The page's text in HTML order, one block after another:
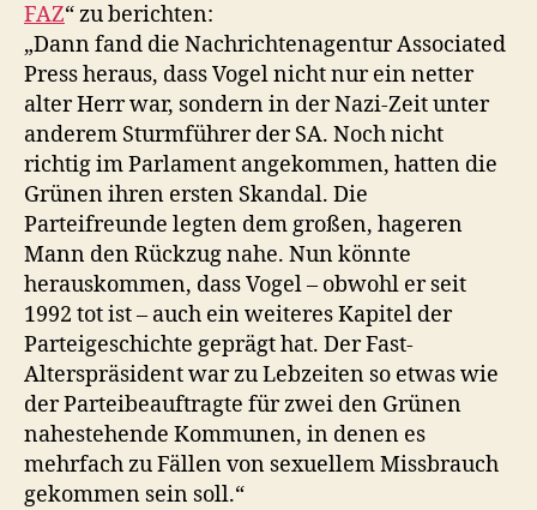
FAZ“ zu berichten:
„Dann fand die Nachrichtenagentur Associated
Press heraus, dass Vogel nicht nur ein netter
alter Herr war, sondern in der Nazi-Zeit unter
anderem Sturmführer der SA. Noch nicht
richtig im Parlament angekommen, hatten die
Grünen ihren ersten Skandal. Die
Parteifreunde legten dem großen, hageren
Mann den Rückzug nahe. Nun könnte
herauskommen, dass Vogel – obwohl er seit
1992 tot ist – auch ein weiteres Kapitel der
Parteigeschichte geprägt hat. Der Fast-
Alterspräsident war zu Lebzeiten so etwas wie
der Parteibeauftragte für zwei den Grünen
nahestehende Kommunen, in denen es
mehrfach zu Fällen von sexuellem Missbrauch
gekommen sein soll.“